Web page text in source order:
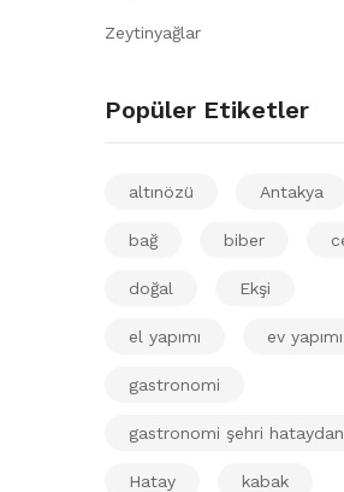
Zeytinyağlar
Popüler Etiketler
altınözü Antakya
bağ biber
doğal Ekşi
el yapımı ev yapımı
gastronomi
gastronomi şehri hataydan
Hatay kabak